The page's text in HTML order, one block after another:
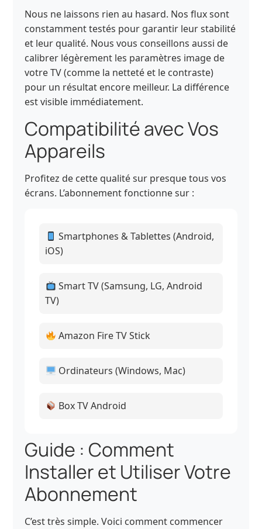
Nous ne laissons rien au hasard. Nos flux sont
constamment testés pour garantir leur stabilité
et leur qualité. Nous vous conseillons aussi de
calibrer légèrement les paramètres image de
votre TV (comme la netteté et le contraste)
pour un résultat encore meilleur. La différence
est visible immédiatement.
Compatibilité avec Vos
Appareils
Profitez de cette qualité sur presque tous vos
écrans. L’abonnement fonctionne sur :
Smartphones & Tablettes (Android,
iOS)
Smart TV (Samsung, LG, Android
TV)
Amazon Fire TV Stick
Ordinateurs (Windows, Mac)
Box TV Android
Guide : Comment
Installer et Utiliser Votre
Abonnement
C’est très simple. Voici comment commencer